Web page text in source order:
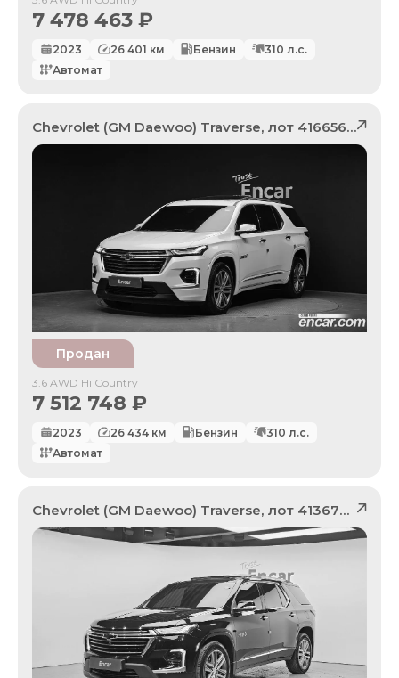
7 478 463 ₽
2023 26 401 км Бензин 310 л.с.
Автомат
Chevrolet (GM Daewoo) Traverse, лот 41665641
Продан
3.6 AWD Hi Country
7 512 748 ₽
2023 26 434 км Бензин 310 л.с.
Автомат
Chevrolet (GM Daewoo) Traverse, лот 41367047